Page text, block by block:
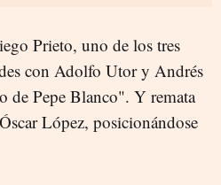
Prieto, uno de los tres
con Adolfo Utor y Andrés
de Pepe Blanco". Y remata
López, posicionándose